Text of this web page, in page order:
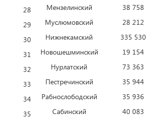
28
Мензелинский 38 758
29
Муслюмовский 28 212
30
Нижнекамский 335 530
31
Новошешминский 19 154
32
Нурлатский 73 363
33
Пестречинский 35 944
34
Рабнослободский 35 936
35
Сабинский 40 083